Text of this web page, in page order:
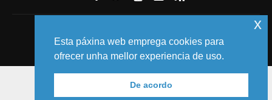
© 2018 MARCUS FERNÁNDEZ
Esta páxina web emprega cookies para
ofrecer unha mellor experiencia de uso.
De acordo
x